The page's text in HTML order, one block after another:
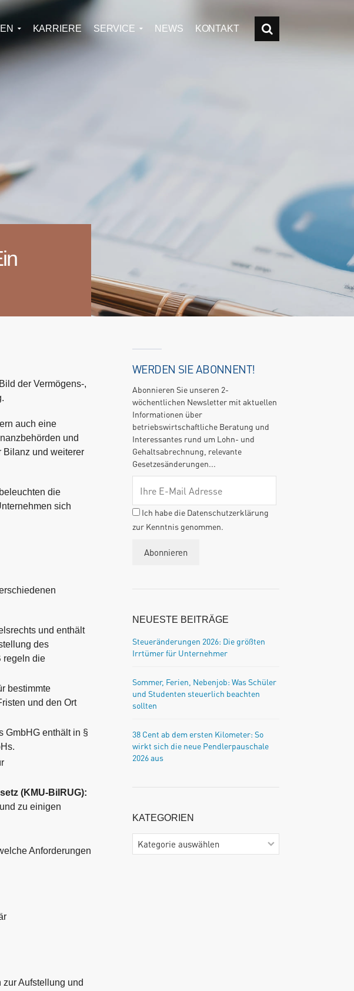
KARRIERE SERVICE NEWS KONTAKT
der Vermögens-,
auch eine
und
Bilanz und weiterer
die
sich
und enthält
des
regeln die
bestimmte
und den Ort
GmbHG enthält in §
(KMU-BilRUG):
zu einigen
Anforderungen
Aufstellung und
WERDEN SIE ABONNENT!
Abonnieren Sie unseren 2-
wöchentlichen Newsletter mit aktuellen
Informationen über
betriebswirtschaftliche Beratung und
Interessantes rund um Lohn- und
Gehaltsabrechnung, relevante
Gesetzesänderungen...
Ich habe die Datenschutzerklärung
zur Kenntnis genommen.
NEUESTE BEITRÄGE
Steueränderungen 2026: Die größten
Irrtümer für Unternehmer
Sommer, Ferien, Nebenjob: Was Schüler
und Studenten steuerlich beachten
sollten
38 Cent ab dem ersten Kilometer: So
wirkt sich die neue Pendlerpauschale
2026 aus
KATEGORIEN
Kategorien